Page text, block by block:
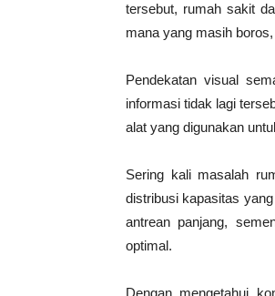
tersebut, rumah sakit
mana yang masih
Pendekatan visual
informasi tidak lagi
alat yang digunakan
Sering kali masalah
distribusi kapasitas
antrean panjang,
optimal.
Dengan mengetahui